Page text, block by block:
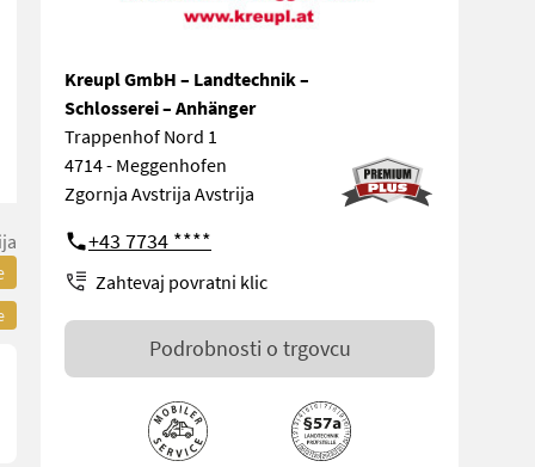
Kreupl GmbH – Landtechnik –
Schlosserei – Anhänger
Trappenhof Nord 1
4714 - Meggenhofen
Zgornja Avstrija Avstrija
+43 7734 ****
Zahtevaj povratni klic
Podrobnosti o trgovcu